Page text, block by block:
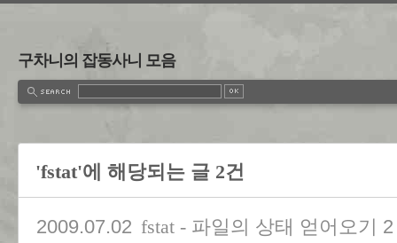
구차니의 잡동사니 모음
'fstat'에 해당되는 글 2건
2009.07.02 fstat - 파일의 상태 얻어오기
2